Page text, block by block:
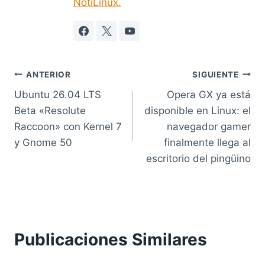
NotiLinux.
Navegación
de
entradas
ANTERIOR
Ubuntu 26.04 LTS
Beta «Resolute
Raccoon» con Kernel 7
y Gnome 50
SIGUIENTE
Opera GX ya está
disponible en Linux: el
navegador gamer
finalmente llega al
escritorio del pingüino
Publicaciones Similares